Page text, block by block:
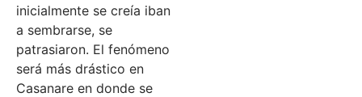
inicialmente se creía iban
a sembrarse, se
patrasiaron. El fenómeno
será más drástico en
Casanare en donde se